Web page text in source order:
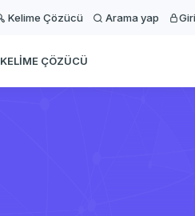
Kelime Çözücü Arama yap
KELIME ÇÖZÜCÜ